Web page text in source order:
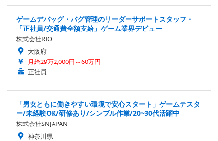
ゲームデバッグ・バグ管理のリーダーサポートスタッフ・
「正社員/交通費全額支給」ゲーム業界デビュー
株式会社RIOT
大阪府
月給29万2,000円～60万円
正社員
「男女ともに働きやすい環境で安心スタート」ゲームテスタ
ー/未経験OK/研修あり/シンプル作業/20~30代活躍中
株式会社SNJAPAN
神奈川県